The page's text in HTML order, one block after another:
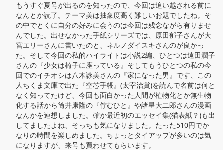
もうすぐ夏号が出るのを知ったので、今回は追い越される前に
なんとか読了。テーマ美は抽象度高く難しいお題でしたね。そ
の中でとくに自分の好みに会うのは今回は残念ながら有りませ
んでした。出せなかった手紙シリーズでは、原田郁子さんが大
宮エリーさんに書いたのと、ネルノダイスキさんのが良かっ
た。そして今回の私的ハイライトは小説2編、ひとつは遠田潤子
さんの『少女は椅子に座っている』そしてもうひとつの私の今
回でのイチオシは八木詠美さんの『家になった男』です、この
人ちくま文庫で出た『空芯手帳』(太宰治賞)を読んで名前は何と
なく知ってたけど、今回も面白かった人間が植物化とか無生物
化する話から筒井康隆の『佇むひと』や諸星大二郎さんの漫画
なんかを連想しました。確か最近初のエッセイ集(猫表紙？)も出
してましたよね、そっちも気になりました。たった510円でか
なりの時間を楽しめました。ちょっとタイアップが多いのは気
になりますが、来号も買わせてもらいます。